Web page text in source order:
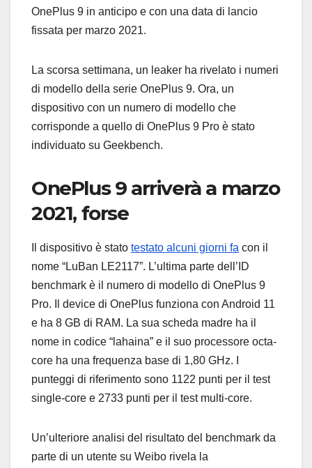
OnePlus 9 in anticipo e con una data di lancio
fissata per marzo 2021.
La scorsa settimana, un leaker ha rivelato i numeri
di modello della serie OnePlus 9. Ora, un
dispositivo con un numero di modello che
corrisponde a quello di OnePlus 9 Pro è stato
individuato su Geekbench.
OnePlus 9 arriverà a marzo
2021, forse
Il dispositivo è stato testato alcuni giorni fa con il
nome “LuBan LE2117”. L’ultima parte dell’ID
benchmark è il numero di modello di OnePlus 9
Pro. Il device di OnePlus funziona con Android 11
e ha 8 GB di RAM. La sua scheda madre ha il
nome in codice “lahaina” e il suo processore octa-
core ha una frequenza base di 1,80 GHz. I
punteggi di riferimento sono 1122 punti per il test
single-core e 2733 punti per il test multi-core.
Un’ulteriore analisi del risultato del benchmark da
parte di un utente su Weibo rivela la